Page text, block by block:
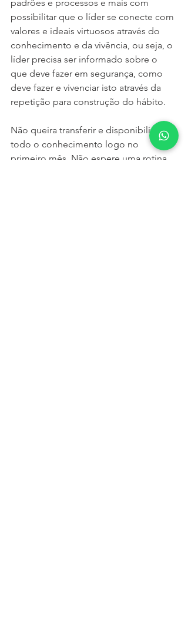
padrões e processos e mais com
possibilitar que o líder se conecte com
valores e ideais virtuosos através do
conhecimento e da vivência, ou seja, o
líder precisa ser informado sobre o
que deve fazer em segurança, como
deve fazer e vivenciar isto através da
repetição para construção do hábito.
Não queira transferir e disponibilizar
todo o conhecimento logo no
primeiro mês. Não espere uma rotina